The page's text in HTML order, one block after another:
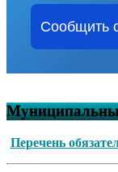
Сообщить
Перечень